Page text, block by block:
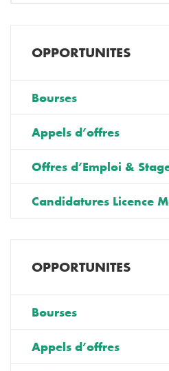
OPPORTUNITES
Bourses
Appels d’offres
Offres d’Emploi &
Candidatures Licence
OPPORTUNITES
Bourses
Appels d’offres